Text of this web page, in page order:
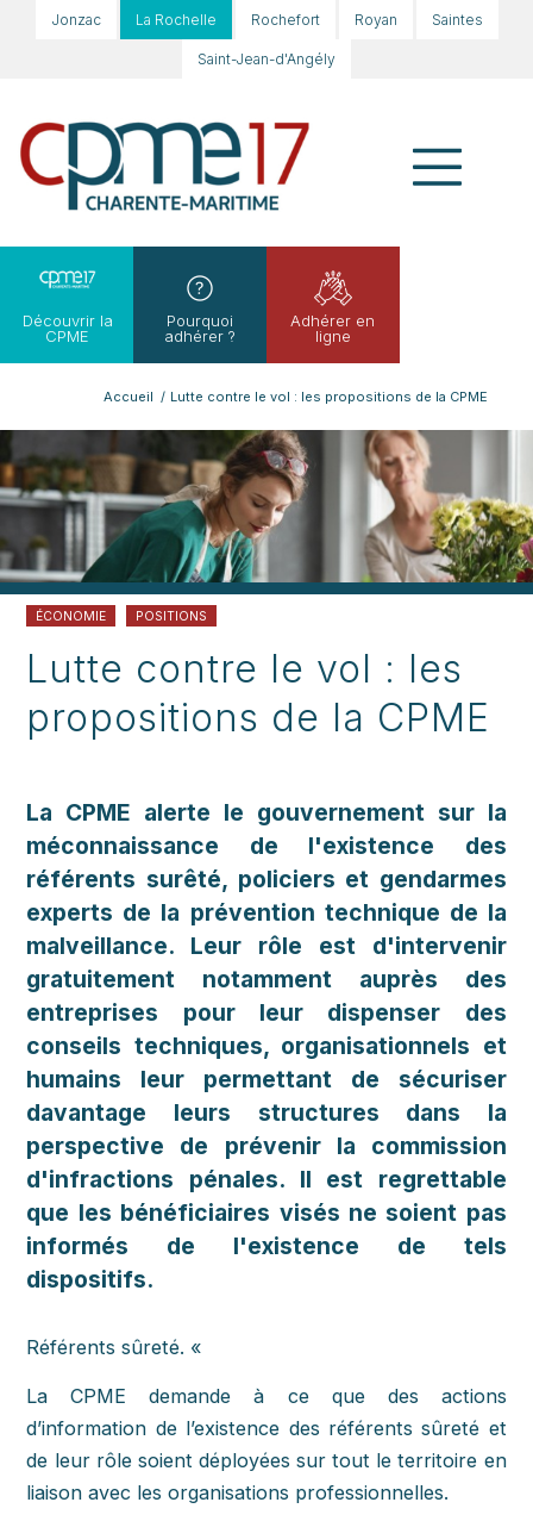
Jonzac La Rochelle Rochefort Royan Saintes
Saint-Jean-d'Angély
Découvrir la
CPME
Pourquoi
adhérer ?
Adhérer en
ligne
Accueil / Lutte contre le vol : les propositions de la CPME
ÉCONOMIE POSITIONS
Lutte contre le vol : les
propositions de la CPME
La CPME alerte le gouvernement sur la
méconnaissance de l'existence des
référents surêté, policiers et gendarmes
experts de la prévention technique de la
malveillance. Leur rôle est d'intervenir
gratuitement notamment auprès des
entreprises pour leur dispenser des
conseils techniques, organisationnels et
humains leur permettant de sécuriser
davantage leurs structures dans la
perspective de prévenir la commission
d'infractions pénales. Il est regrettable
que les bénéficiaires visés ne soient pas
informés de l'existence de tels
dispositifs.
Référents sûreté. «
La CPME demande à ce que des actions
d’information de l’existence des référents sûreté et
de leur rôle soient déployées sur tout le territoire en
liaison avec les organisations professionnelles.